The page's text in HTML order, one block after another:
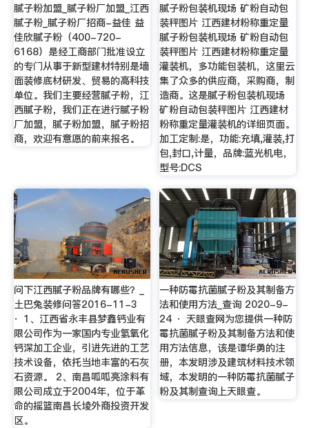
腻子粉加盟_腻子粉厂加盟_江西
腻子粉_腻子粉厂招商-益佳 益
佳欣腻子粉（400-720-
6168）是经工商部门批准设立
的专门从事于新型建材特别是墙
面装修底材研发、贸易的高科技
单位。我们主要经营腻子粉，江
西腻子粉，我们正在进行腻子粉
厂加盟，腻子粉加盟，腻子粉招
商，欢迎有意愿的前来报名。
腻子粉包装机现场 矿粉自动包
装秤图片 江西建材粉称重定量
腻子粉包装机现场 矿粉自动包
装秤图片 江西建材粉称重定量
灌装机，多功能包装机，这里云
集了众多的供应商，采购商，制
造商。这是腻子粉包装机现场
矿粉自动包装秤图片 江西建材
粉称重定量灌装机的详细页面。
加工定制:是，功能:充填,灌装,打
包,封口,计量，品牌:蓝光机电，
型号:DCS
问下江西腻子粉品牌有哪些？_
土巴兔装修问答2016-11-3
· 1、江西省永丰县梦鑫钙业有
限公司作为一家国内专业氢氧化
钙深加工企业，引进先进的工艺
技术设备，依托当地丰富的石灰
石资源。 2、南昌呱呱亮涂料有
限公司成立于2004年，位于革
命的摇篮南昌长堎外商投资开发
区。
一种防霉抗菌腻子粉及其制备方
法和使用方法_查询 2020-9-
24 · 天眼查网为您提供一种防
霉抗菌腻子粉及其制备方法和使
用方法信息，该是谭华勇的注
册，本发明涉及建筑材料技术领
域，本发明的一种防霉抗菌腻子
粉及其制查询上天眼查。